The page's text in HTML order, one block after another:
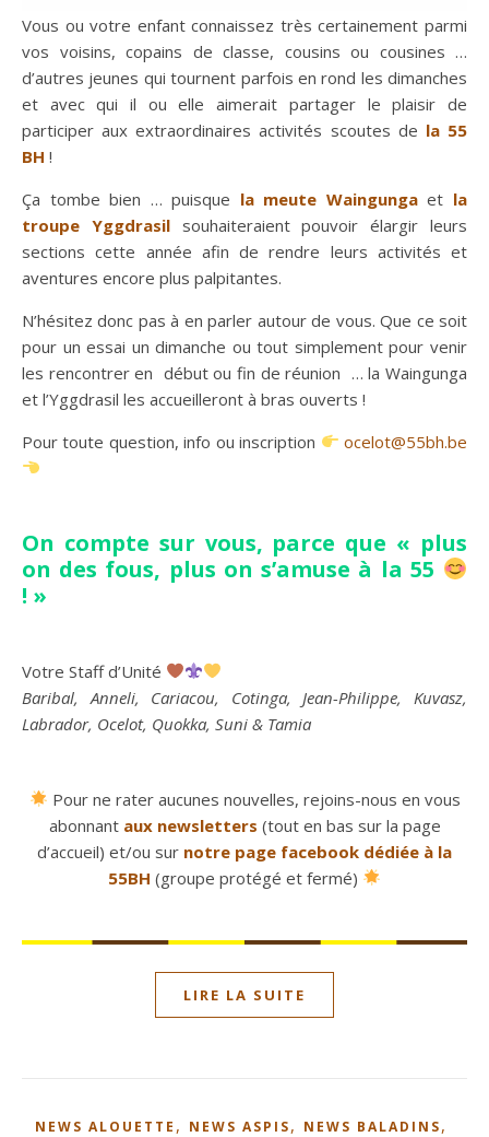
Vous ou votre enfant connaissez très certainement parmi
vos voisins, copains de classe, cousins ou cousines …
d’autres jeunes qui tournent parfois en rond les dimanches
et avec qui il ou elle aimerait partager le plaisir de
participer aux extraordinaires activités scoutes de la 55
BH !
Ça tombe bien … puisque la meute Waingunga et la
troupe Yggdrasilsouhaiteraient pouvoir élargir leurs
sections cette année afin de rendre leurs activités et
aventures encore plus palpitantes.
N’hésitez donc pas à en parler autour de vous. Que ce soit
pour un essai un dimanche ou tout simplement pour venir
les rencontrer en début ou fin de réunion … la Waingunga
et l’Yggdrasil les accueilleront à bras ouverts !
Pour toute question, info ou inscription
ocelot@55bh.be
On compte sur vous, parce que « plus
on des fous, plus on s’amuse à la 55
! »
Votre Staff d’Unité
Baribal, Anneli, Cariacou, Cotinga, Jean-Philippe, Kuvasz,
Labrador, Ocelot, Quokka, Suni & Tamia
Pour ne rater aucunes nouvelles, rejoins-nous en vous
abonnant aux newsletters (tout en bas sur la page
d’accueil) et/ou sur notre page facebook dédiée à la
55BH (groupe protégé et fermé)
LIRE LA SUITE
NEWS ALOUETTE , NEWS ASPIS, NEWS BALADINS,